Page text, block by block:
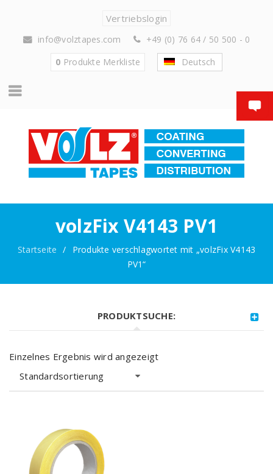
Vertriebslogin
info@volztapes.com
+49 (0) 76 64 / 50 500 - 0
0 Produkte Merkliste Deutsch
volzFix V4143 PV1
Startseite /
Produkte verschlagwortet mit „volzFix V4143
PV1“
PRODUKTSUCHE:
Einzelnes Ergebnis wird angezeigt
Standardsortierung